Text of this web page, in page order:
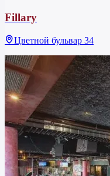
Fillary
Цветной бульвар 34